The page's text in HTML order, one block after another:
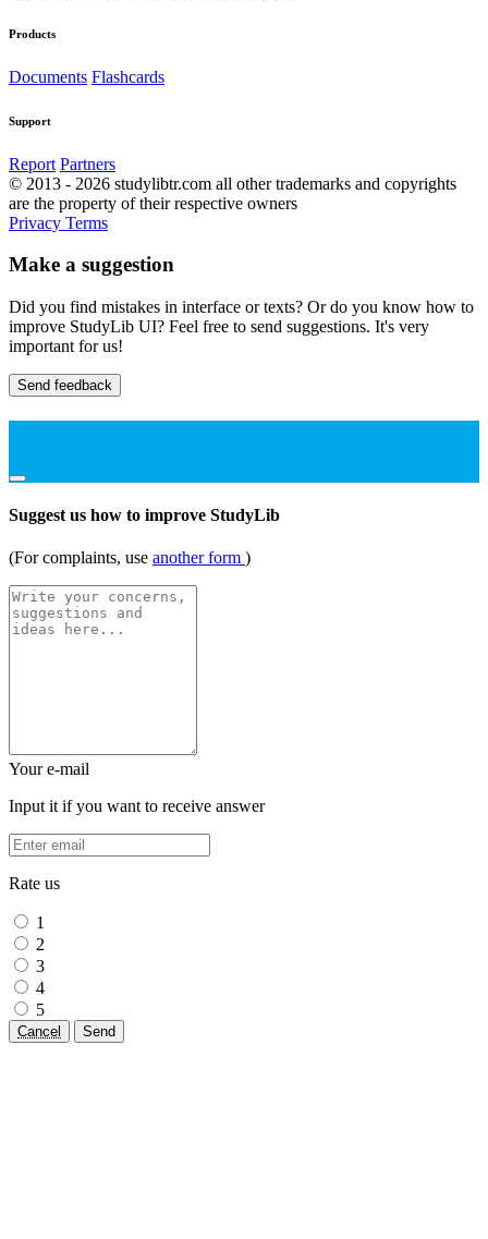
Products
Documents Flashcards
Support
Report Partners
© 2013 - 2026 studylibtr.com all other trademarks and copyrights
are the property of their respective owners
Privacy Terms
Make a suggestion
Did you find mistakes in interface or texts? Or do you know how to
improve StudyLib UI? Feel free to send suggestions. It's very
important for us!
Send feedback
Suggest us how to improve StudyLib
(For complaints, use another form )
Your e-mail
Input it if you want to receive answer
Rate us
1
2
3
4
5
Cancel Send